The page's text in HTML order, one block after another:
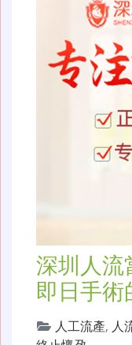
深圳人流
即日手術
人工流產, 人